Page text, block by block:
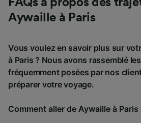
FAQs à propos des
Aywaille à Paris
Vous voulez en savoir plus sur
à Paris ? Nous avons rassemblé
fréquemment posées par nos
préparer votre voyage.
Comment aller de Aywaille à Paris